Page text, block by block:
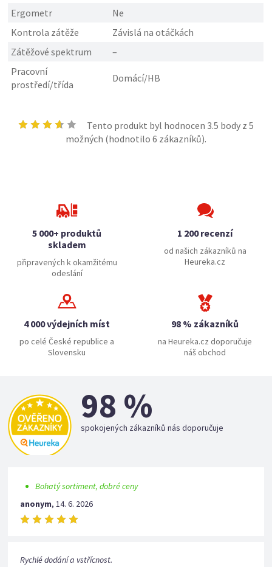
Ergometr
Ne
Kontrola zátěže
Závislá na otáčkách
Zátěžové spektrum
–
Pracovní
prostředí/třída
Domácí/HB
Tento produkt byl hodnocen 3.5 body z 5
možných (hodnotilo 6 zákazníků).
5 000+ produktů
skladem
připravených k okamžitému
odeslání
1 200 recenzí
od našich zákazníků na
Heureka.cz
4 000 výdejních míst
po celé České republice a
Slovensku
98 % zákazníků
na Heureka.cz doporučuje
náš obchod
98 %
spokojených zákazníků nás doporučuje
Bohatý sortiment, dobré ceny
anonym,14. 6. 2026
Rychlé dodání a vstřícnost.